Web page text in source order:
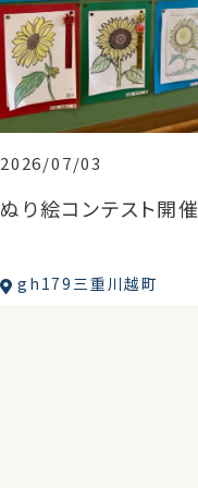
2026/07/03
ぬり絵コンテスト開催
gh179三重川越町